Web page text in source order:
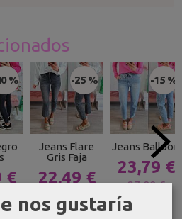
%
€
-25 %
Jeans Flare
Gris Faja
22,49 €
-15 %
Jeans Balloon
23,79 €
27,99 €
nos gustaría